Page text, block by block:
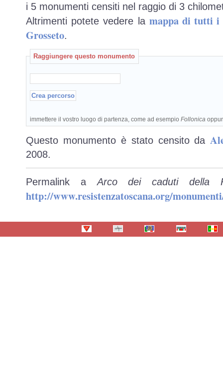
i 5 monumenti censiti nel raggio di 3
Altrimenti potete vedere la mappa di tutti i
Grosseto.
Raggiungere questo monumento
immettere il vostro luogo di partenza, come ad esempio Follonica
Questo monumento è stato censito da
2008.
Permalink aArco dei caduti della
http://www.resistenzatoscana.org/